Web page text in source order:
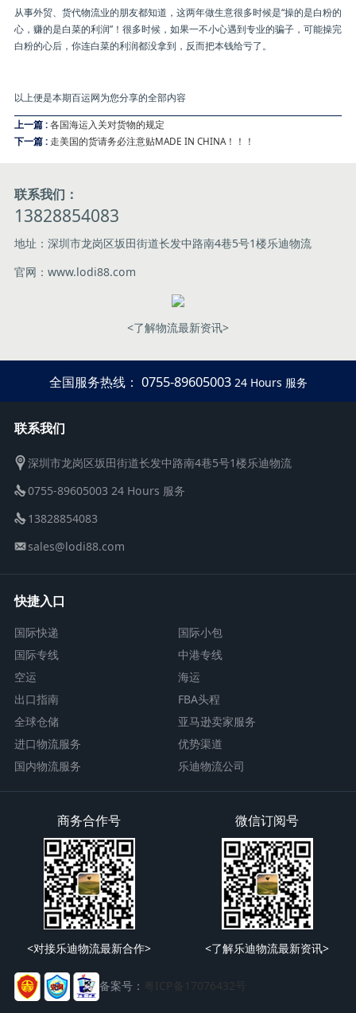
从事外贸、货代物流业的朋友都知道，这两年做生意很多时候是“操的是白粉的
心，赚的是白菜的利润”！很多时候，如果一不小心遇到专业的骗子，可能操完
白粉的心后，你连白菜的利润都没拿到，反而把本钱给亏了。
以上便是本期百运网为您分享的全部内容
上一篇 : 各国海运入关对货物的规定
下一篇 : 走美国的货请务必注意贴MADE IN CHINA！！！
联系我们：
13828854083
地址：深圳市龙岗区坂田街道长发中路南4巷5号1楼乐迪物流
官网：www.lodi88.com
<了解物流最新资讯>
全国服务热线： 0755-89605003 24 Hours 服务
联系我们
深圳市龙岗区坂田街道长发中路南4巷5号1楼乐迪物流
0755-89605003 24 Hours 服务
13828854083
sales@lodi88.com
快捷入口
国际快递
国际小包
国际专线
中港专线
空运
海运
出口指南
FBA头程
全球仓储
亚马逊卖家服务
进口物流服务
优势渠道
国内物流服务
乐迪物流公司
商务合作号
<对接乐迪物流最新合作>
微信订阅号
<了解乐迪物流最新资讯>
备案号： 粤ICP备17076432号